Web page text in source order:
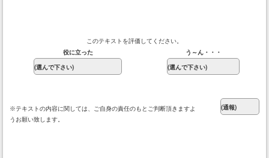
このテキストを評価してください。
役に立った
う～ん・・・
※テキストの内容に関しては、ご自身の責任のもとご判断頂きますよ
うお願い致します。